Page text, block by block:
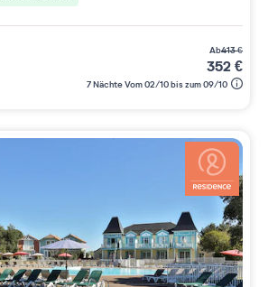
ab413€
352€
7 Nächte Vom 02/10 bis zum 09/10